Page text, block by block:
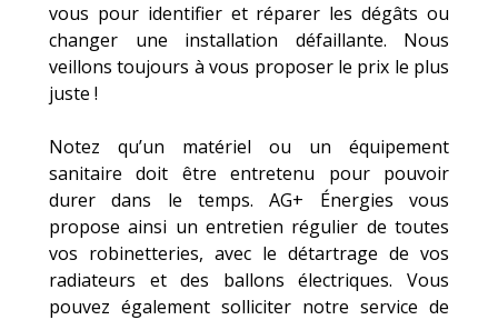
vous pour identifier et réparer les dégâts ou
changer une installation défaillante. Nous
veillons toujours à vous proposer le prix le plus
juste !
Notez qu’un matériel ou un équipement
sanitaire doit être entretenu pour pouvoir
durer dans le temps. AG+ Énergies vous
propose ainsi un entretien régulier de toutes
vos robinetteries, avec le détartrage de vos
radiateurs et des ballons électriques. Vous
pouvez également solliciter notre service de